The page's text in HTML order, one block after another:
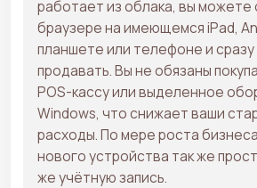
работает из облака, вы можете
браузере на имеющемся iPad,
планшете или телефоне и сразу
продавать. Вы не обязаны
POS-кассу или выделенное
Windows, что снижает ваши
расходы. По мере роста
нового устройства так же
же учётную запись.